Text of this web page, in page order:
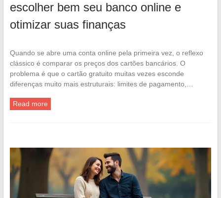
escolher bem seu banco online e
otimizar suas finanças
Quando se abre uma conta online pela primeira vez, o reflexo
clássico é comparar os preços dos cartões bancários. O
problema é que o cartão gratuito muitas vezes esconde
diferenças muito mais estruturais: limites de pagamento,…
Read more